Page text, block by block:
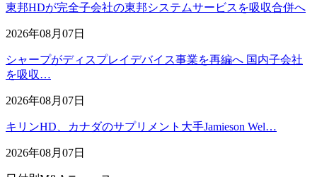
東邦HDが完全子会社の東邦システムサービスを吸収合併へ
2026年08月07日
シャープがディスプレイデバイス事業を再編へ 国内子会社
を吸収…
2026年08月07日
キリンHD、カナダのサプリメント大手Jamieson Wel…
2026年08月07日